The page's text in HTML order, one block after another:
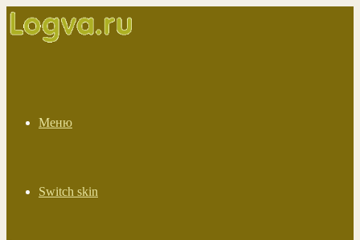
Меню
Switch skin